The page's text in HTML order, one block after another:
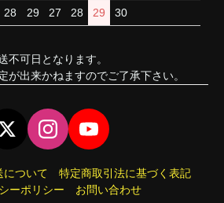
28 29 27 28 29 30
不可日となります。
が出来かねますのでご了承下さい。
について
特定商取引法に基づく表記
ーポリシー
お問い合わせ